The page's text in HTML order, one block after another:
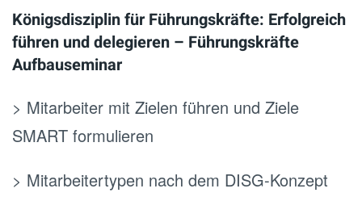
Königsdisziplin für Führungskräfte: Erfolgreich
führen und delegieren – Führungskräfte
Aufbauseminar
> Mitarbeiter mit Zielen führen und Ziele
SMART formulieren
> Mitarbeitertypen nach dem DISG-Konzept